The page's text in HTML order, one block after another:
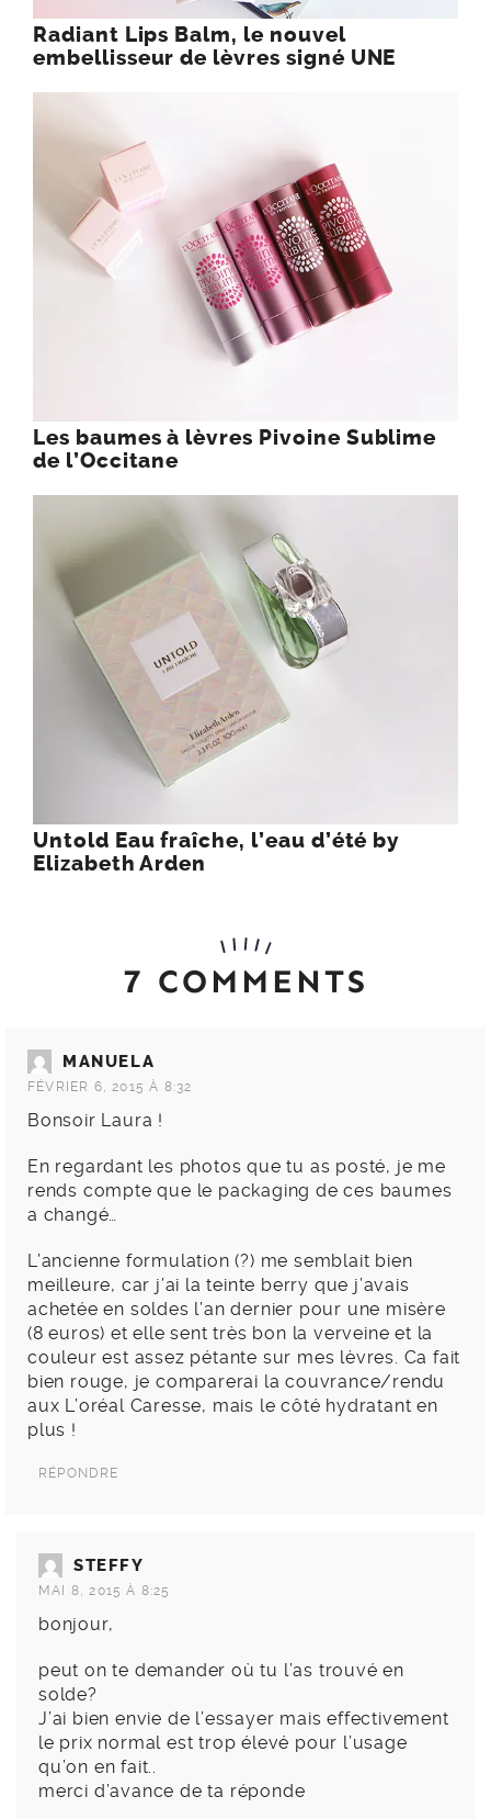
Radiant Lips Balm, le nouvel
embellisseur de lèvres signé UNE
Les baumes à lèvres Pivoine Sublime
de l’Occitane
Untold Eau fraîche, l’eau d’été by
Elizabeth Arden
7 COMMENTS
MANUELA
FÉVRIER 6, 2015 À 8:32
Bonsoir Laura !
En regardant les photos que tu as posté, je me
rends compte que le packaging de ces baumes
a changé…
L’ancienne formulation (?) me semblait bien
meilleure, car j’ai la teinte berry que j’avais
achetée en soldes l’an dernier pour une misère
(8 euros) et elle sent très bon la verveine et la
couleur est assez pétante sur mes lèvres. Ca fait
bien rouge, je comparerai la couvrance/rendu
aux L’oréal Caresse, mais le côté hydratant en
plus !
RÉPONDRE
STEFFY
MAI 8, 2015 À 8:25
bonjour,
peut on te demander où tu l’as trouvé en
solde?
J’ai bien envie de l’essayer mais effectivement
le prix normal est trop élevé pour l’usage
qu’on en fait..
merci d’avance de ta réponde